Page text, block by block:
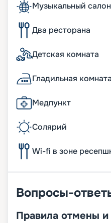
Музыкальный салон
Два ресторана
Детская комната
Гладильная комната
Медпункт
Солярий
Wi-fi в зоне
Вопросы-
Правила отмены и